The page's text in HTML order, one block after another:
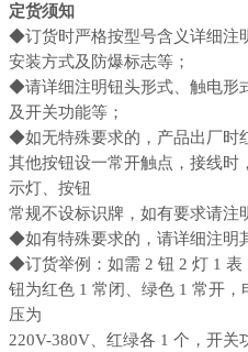
定货须知
◆订货时严格按型号含义详细注
安装方式及防爆标志等；
◆请详细注明钮头形式、触电形
及开关功能等；
◆如无特殊要求的，产品出厂时
其他按钮设一常开触点，接线时
示灯、按钮
常规不设标识牌，如有要求请注
◆如有特殊要求的，请详细注明
◆订货举例：如需 2 钮 2 灯 1 表
钮为红色 1 常闭、绿色 1 常开
压为
220V-380V、红绿各 1 个，开